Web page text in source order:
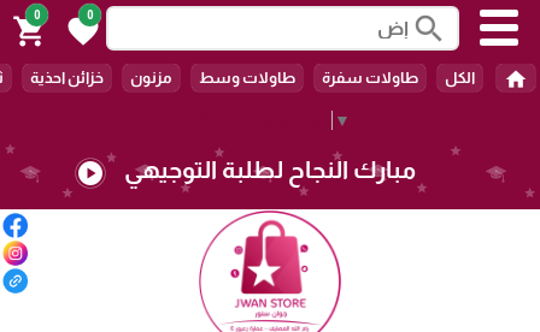
▼
search
0
favorite
0
shopping_cart
home الكل طاولات سفرة طاولات وسط مزنون خزائن احذية
مبارك النجاح لطلبة التوجيهي play_circle